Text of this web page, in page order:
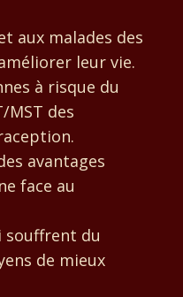
aux malades des
leur vie.
à risque du
MST des
avantages
face au
souffrent du
de mieux